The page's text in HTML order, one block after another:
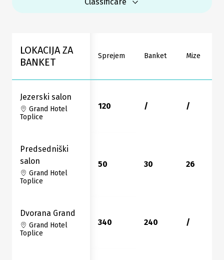
Classificare
LOKACIJA ZA
BANKET
Sprejem Banket Mize
Jezerski salon
Grand Hotel
Toplice
120 / /
Predsedniški
salon
Grand Hotel
Toplice
50 30 26
Dvorana Grand
Grand Hotel
Toplice
340 240 /